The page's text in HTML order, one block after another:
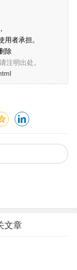
用者承担。
除
注明出处。
文章